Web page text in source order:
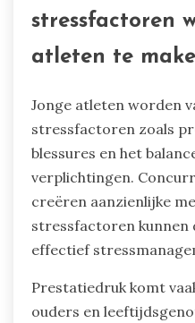
stressfactoren
atleten te
Jonge atleten worden
stressfactoren zoals
blessures en het
verplichtingen.
creëren aanzienlijke
stressfactoren kunnen
effectief
Prestatiedruk komt
ouders en